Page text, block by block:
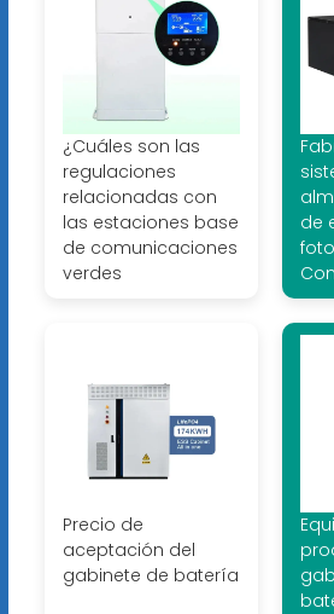
¿Cuáles son las
regulaciones
relacionadas con
las estaciones base
de comunicaciones
verdes
de
Precio de
aceptación del
gabinete de batería